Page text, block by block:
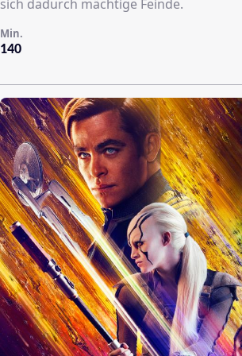
sich dadurch mächtige Feinde.
140
Min.